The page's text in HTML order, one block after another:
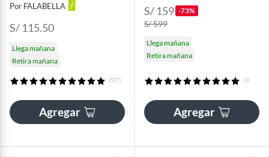
Por FALABELLA
S/ 115.50
Llega mañana
Retira mañana
(537)
Agregar
S/ 159 -73%
S/ 599
Llega mañana
Retira mañana
(3)
Agregar